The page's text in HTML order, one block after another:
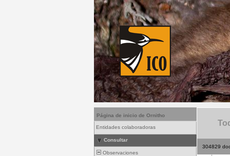
Página de inicio de Ornitho
Entidades colaboradoras
Consultar
Observaciones
304829